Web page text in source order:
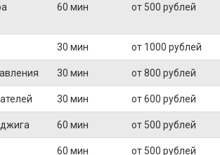
60 мин от 500 рублей
30 мин от 1000 рублей
30 мин от 800 рублей
30 мин от 600 рублей
60 мин от 500 рублей
60 мин от 500 рублей